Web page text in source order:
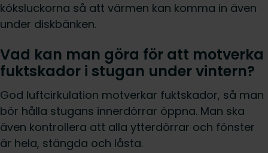
köksluckorna så att värmen kan komma in även
under diskbänken.
Vad kan man göra för att motverka
fuktskador i stugan under vintern?
God luftcirkulation motverkar fuktskador, så man
bör hålla stugans innerdörrar öppna. Man ska
även kontrollera att alla ytterdörrar och fönster
är hela, stängda och låsta.